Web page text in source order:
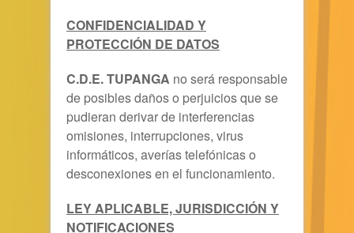
CONFIDENCIALIDAD Y
PROTECCIÓN DE DATOS
C.D.E. TUPANGA no será responsable
de posibles daños o perjuicios que se
pudieran derivar de interferencias
omisiones, interrupciones, virus
informáticos, averías telefónicas o
desconexiones en el funcionamiento.
LEY APLICABLE, JURISDICCIÓN Y
NOTIFICACIONES